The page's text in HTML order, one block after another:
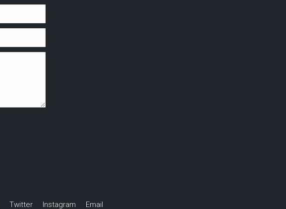
Twitter Instagram Email